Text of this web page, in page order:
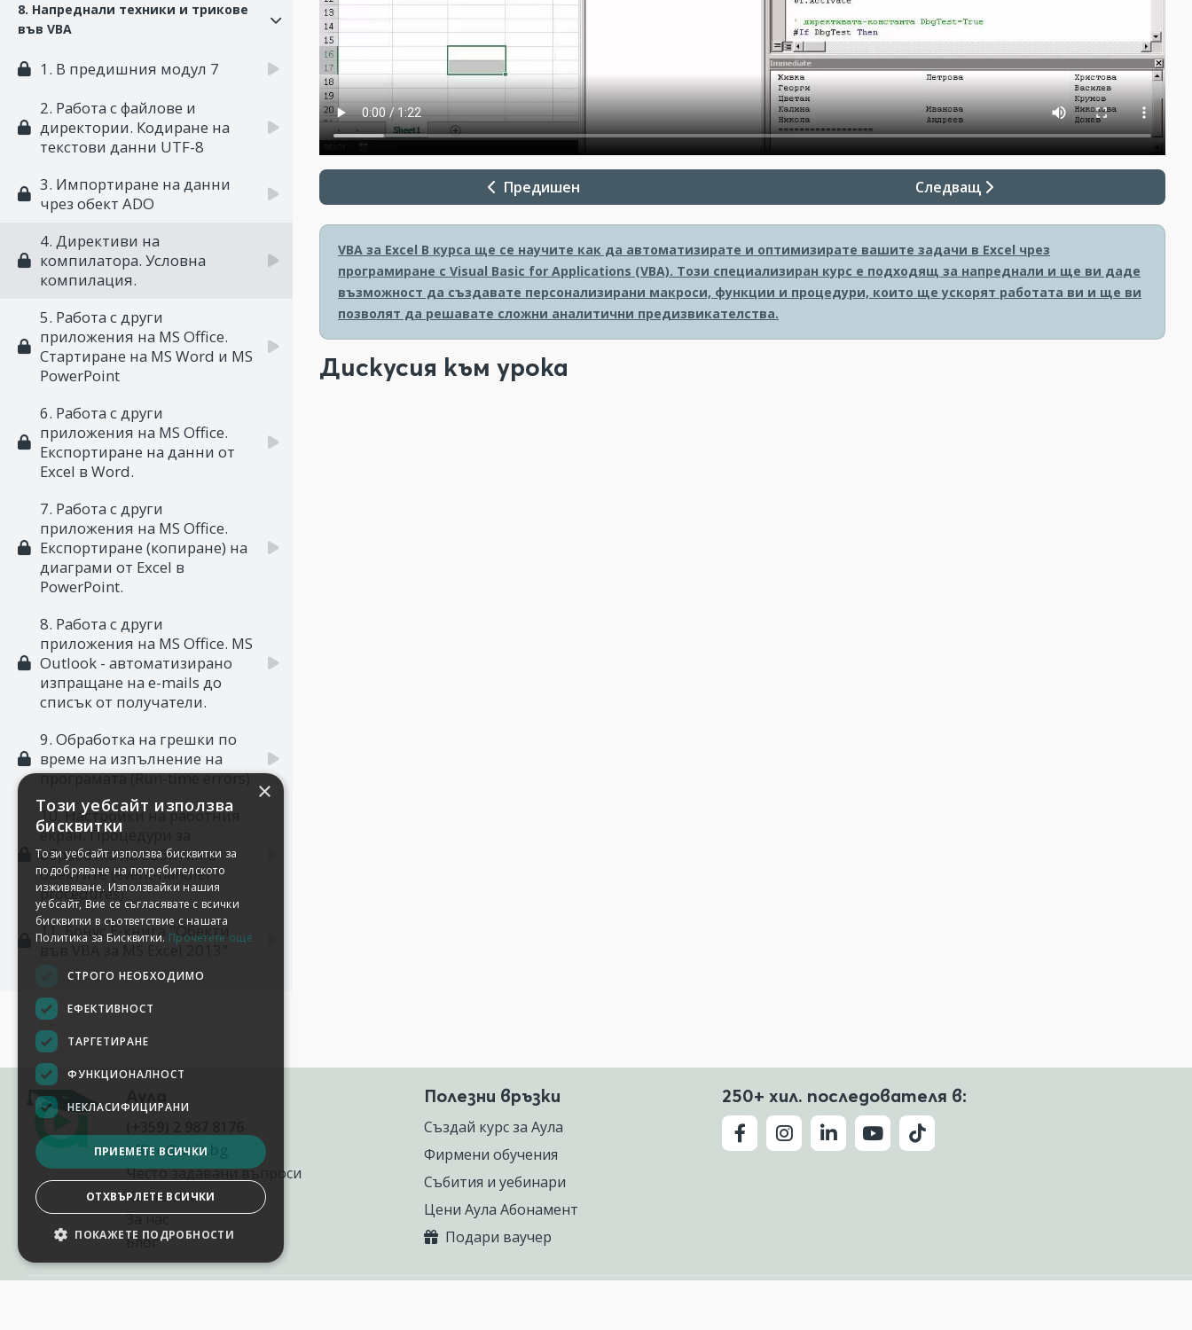
8. Напреднали техники и трикове
във VBA
1. В предишния модул 7
2. Работа с файлове и
директории. Кодиране на
текстови данни UTF-8
3. Импортиране на данни
чрез обект ADO
4. Директиви на
компилатора. Условна
компилация.
5. Работа с други
приложения на MS Office.
Стартиране на MS Word и MS
PowerPoint
6. Работа с други
приложения на MS Office.
Експортиране на данни от
Excel в Word.
7. Работа с други
приложения на MS Office.
Експортиране (копиране) на
диаграми от Excel в
PowerPoint.
8. Работа с други
приложения на MS Office. MS
Outlook - автоматизирано
изпращане на e-mails до
списък от получатели.
9. Обработка на грешки по
време на изпълнение на
програмата (Run-time errors)
10. Настройки на работния
екран. Процедури за
обработка на събития в
обектите (event-handler
procedures).
11. Бонус Е-книга "Обекти
във VBA за MS Excel 2013"
Предишен Следващ
VBA за Excel В курса ще се научите как да автоматизирате и оптимизирате вашите задачи в Excel чрез
програмиране с Visual Basic for Applications (VBA). Този специализиран курс е подходящ за напреднали и ще ви даде
възможност да създавате персонализирани макроси, функции и процедури, които ще ускорят работата ви и ще ви
позволят да решавате сложни аналитични предизвикателства.
Дискусия към урока
office@aula.bg
Често задавани въпроси
Контакти
За нас
Блог
Полезни връзки
Създай курс за Аула
Фирмени обучения
Събития и уебинари
Цени Аула Абонамент
Подари ваучер
250+ хил. последователя в:
×
Този уебсайт използва
бисквитки
Този уебсайт използва бисквитки за
подобряване на потребителското
изживяване. Използвайки нашия
уебсайт, Вие се съгласявате с всички
бисквитки в съответствие с нашата
Политика за Бисквитки. Прочетете още
СТРОГО НЕОБХОДИМО
ЕФЕКТИВНОСТ
ТАРГЕТИРАНЕ
ФУНКЦИОНАЛНОСТ
НЕКЛАСИФИЦИРАНИ
ПРИЕМЕТЕ ВСИЧКИ
ОТХВЪРЛЕТЕ ВСИЧКИ
ПОКАЖЕТЕ ПОДРОБНОСТИ